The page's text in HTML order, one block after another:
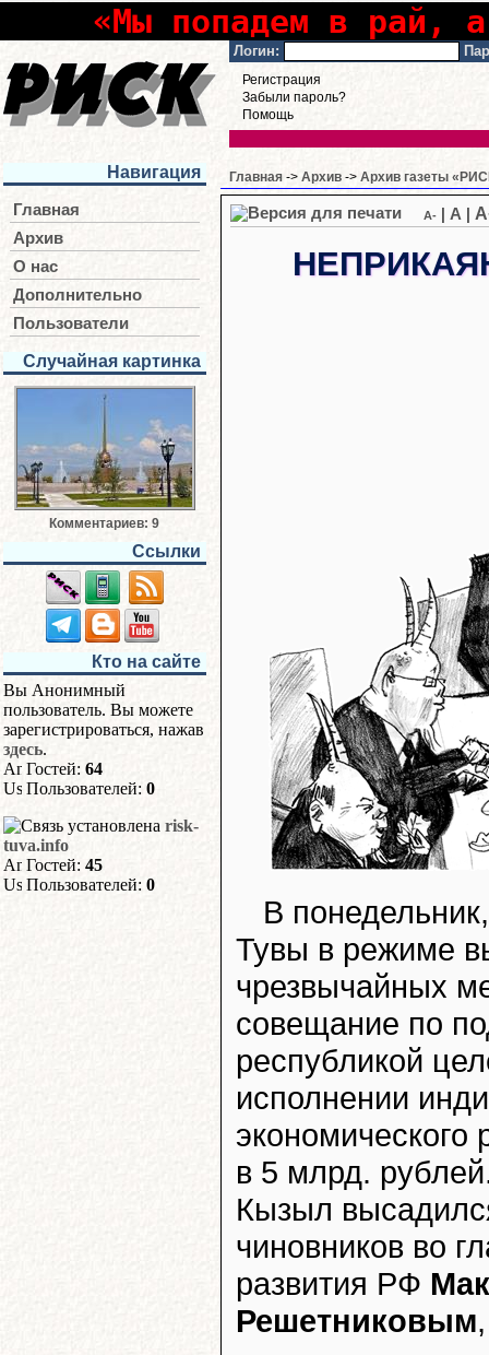
«Мы попадем в рай,
Логин:
Регистрация
Забыли пароль?
Помощь
Навигация
Главная
Архив
О нас
Дополнительно
Пользователи
Случайная картинка
Комментариев: 9
Ссылки
Кто на сайте
Вы Анонимный
пользователь. Вы можете
зарегистрироваться, нажав
здесь.
Гостей: 64
Пользователей: 0
risk-
tuva.info
Гостей: 45
Пользователей: 0
Главная -> Архив -> Архив газеты
A- A
В
Тувы в режиме
чрезвычайных
совещание по
республикой
исполнении
в 5 млрд.
Кызыл
чиновников во
развития РФ
Решетниковым